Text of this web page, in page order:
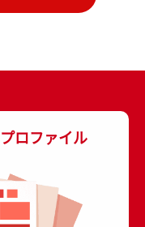
ロファイル